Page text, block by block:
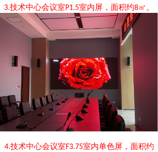
3.技术中心会议室P1.5室内屏，面积约8㎡。
4.技术中心会议室F3.75室内单色屏，面积约